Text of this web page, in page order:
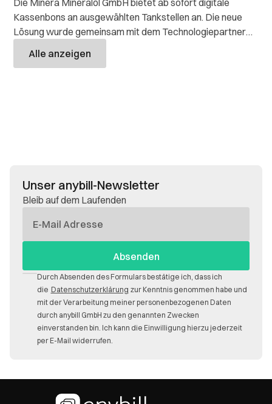
Die Minera Mineralöl GmbH bietet ab sofort digitale
Kassenbons an ausgewählten Tankstellen an. Die neue
Lösung wurde gemeinsam mit dem Technologiepartner
Deutschland GmbH umgesetzt. Im Fokus stehen dabei die
Alle anzeigen
Unser anybill-Newsletter
Bleib auf dem Laufenden
Mail
Durch Absenden des Formulars bestätige ich, dass ich
die Datenschutzerklärung zur Kenntnis genommen habe und
mit der Verarbeitung meiner personenbezogenen Daten
durch anybill GmbH zu den genannten Zwecken
einverstanden bin. Ich kann die Einwilligung hierzu jederzeit
per E-Mail widerrufen.